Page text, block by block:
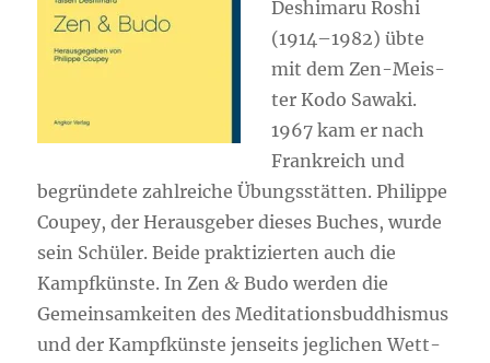
Des­hi­ma­ru Roshi
(1914–1982) übte
mit dem Zen-Meis­
ter Kodo Sawa­ki.
1967 kam er nach
Frank­reich und
begrün­de­te zahl­rei­che Übungs­stät­ten. Phil­ip­pe
Coupey, der Her­aus­ge­ber die­ses Buches, wur­de
sein Schü­ler. Bei­de prak­ti­zier­ten auch die
Kampf­küns­te. In Zen& Budo wer­den die
Gemein­sam­kei­ten des Medi­ta­ti­ons­bud­dhis­mus
und der Kampf­küns­te jen­seits jeg­li­chen Wett­